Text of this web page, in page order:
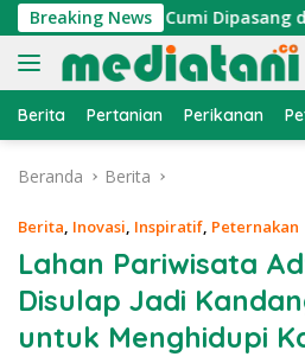
Langsung
ke
konten
Breaking News
Cumi Dipasang di Coral
Berita Pertanian Perikanan
Beranda Berita
Berita, Inovasi, Inspiratif, Peternakan
Lahan Pariwisata
Disulap Jadi
untuk Menghidupi